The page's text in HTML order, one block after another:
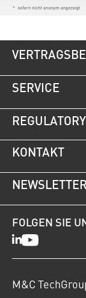
KONTAKT
NEWSLETTER
SERVICE
FOLGEN SIE
LinkedIn
Youtube
M&C